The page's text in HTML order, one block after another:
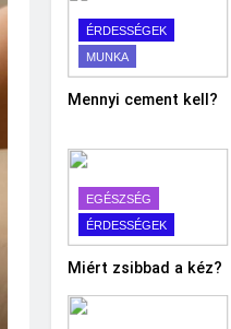
ÉRDESSÉGEK
MUNKA
Mennyi cement kell?
EGÉSZSÉG
ÉRDESSÉGEK
Miért zsibbad a kéz?